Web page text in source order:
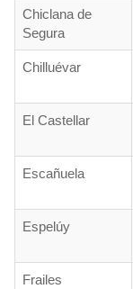
Chiclana de
Segura
Chilluévar
El Castellar
Escañuela
Espelúy
Frailes